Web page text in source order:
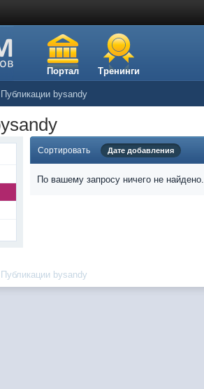
Портал Тренинги
Публикации bysandy
Сортировать Дате добавления
По вашему запросу ничего не найдено.
Публикации bysandy